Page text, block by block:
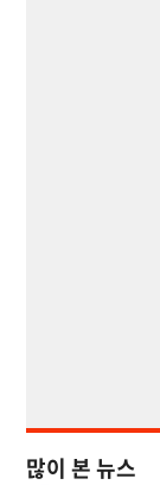
많이 본 뉴스